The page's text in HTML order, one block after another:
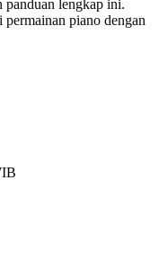
panduan lengkap ini.
piano dengan